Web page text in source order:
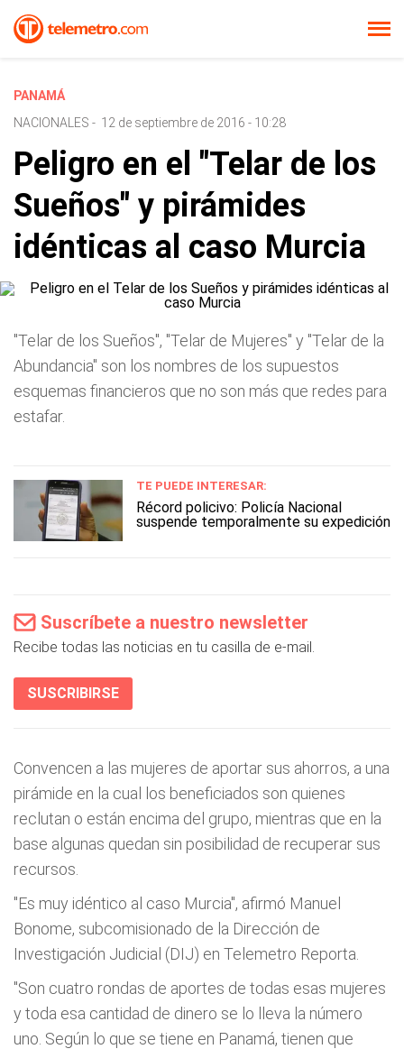
PANAMÁ
NACIONALES - 12 de septiembre de 2016 - 10:28
Peligro en el "Telar de los
Sueños" y pirámides
idénticas al caso Murcia
"Telar de los Sueños", "Telar de Mujeres" y "Telar de la
Abundancia" son los nombres de los supuestos
esquemas financieros que no son más que redes para
estafar.
TE PUEDE INTERESAR:
Récord policivo: Policía Nacional
suspende temporalmente su expedición
Suscríbete a nuestro newsletter
Recibe todas las noticias en tu casilla de e-mail.
SUSCRIBIRSE
Convencen a las mujeres de aportar sus ahorros, a una
pirámide en la cual los beneficiados son quienes
reclutan o están encima del grupo, mientras que en la
base algunas quedan sin posibilidad de recuperar sus
recursos.
"Es muy idéntico al caso Murcia", afirmó Manuel
Bonome, subcomisionado de la Dirección de
Investigación Judicial (DIJ) en Telemetro Reporta.
"Son cuatro rondas de aportes de todas esas mujeres
y toda esa cantidad de dinero se lo lleva la número
uno. Según lo que se tiene en Panamá, tienen que